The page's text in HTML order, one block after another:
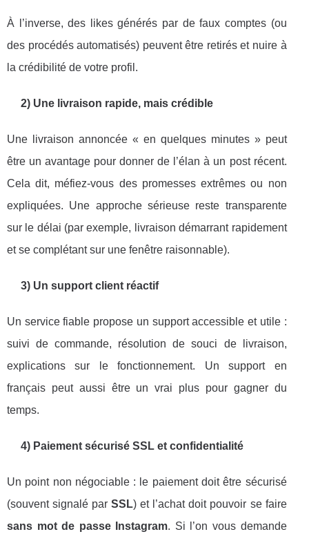
À l’inverse, des likes générés par de faux comptes (ou
des procédés automatisés) peuvent être retirés et nuire à
la crédibilité de votre profil.
2) Une livraison rapide, mais crédible
Une livraison annoncée « en quelques minutes » peut
être un avantage pour donner de l’élan à un post récent.
Cela dit, méfiez-vous des promesses extrêmes ou non
expliquées. Une approche sérieuse reste transparente
sur le délai (par exemple, livraison démarrant rapidement
et se complétant sur une fenêtre raisonnable).
3) Un support client réactif
Un service fiable propose un support accessible et utile :
suivi de commande, résolution de souci de livraison,
explications sur le fonctionnement. Un support en
français peut aussi être un vrai plus pour gagner du
temps.
4) Paiement sécurisé SSL et confidentialité
Un point non négociable : le paiement doit être sécurisé
(souvent signalé parSSL) et l’achat doit pouvoir se faire
sans mot de passe Instagram. Si l’on vous demande